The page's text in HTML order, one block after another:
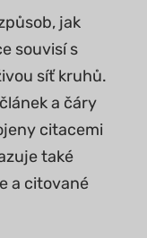
jak
souvisí s
síť kruhů.
a čáry
citacemi
také
a citované